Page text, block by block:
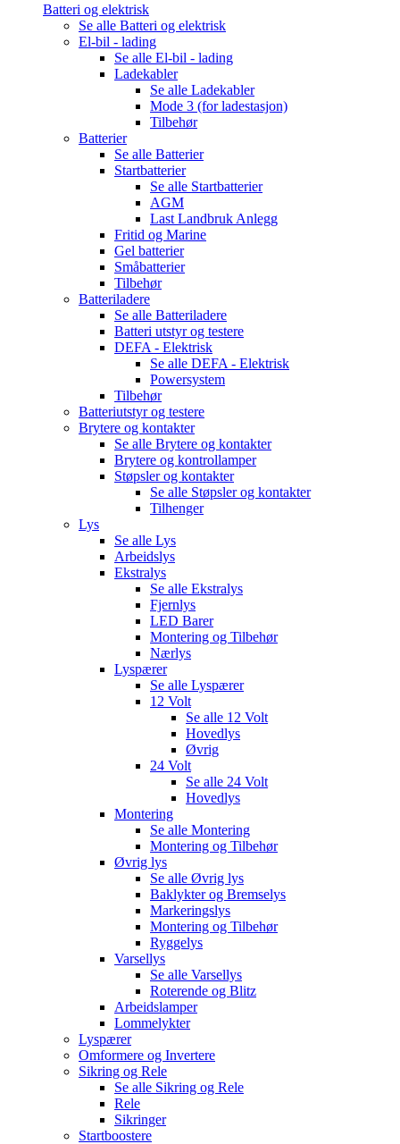
Batteri og elektrisk
Se alle Batteri og elektrisk
El-bil - lading
Se alle El-bil - lading
Ladekabler
Se alle Ladekabler
Mode 3 (for ladestasjon)
Tilbehør
Batterier
Se alle Batterier
Startbatterier
Se alle Startbatterier
AGM
Last Landbruk Anlegg
Fritid og Marine
Gel batterier
Småbatterier
Tilbehør
Batteriladere
Se alle Batteriladere
Batteri utstyr og testere
DEFA - Elektrisk
Se alle DEFA - Elektrisk
Powersystem
Tilbehør
Batteriutstyr og testere
Brytere og kontakter
Se alle Brytere og kontakter
Brytere og kontrollamper
Støpsler og kontakter
Se alle Støpsler og kontakter
Tilhenger
Lys
Se alle Lys
Arbeidslys
Ekstralys
Se alle Ekstralys
Fjernlys
LED Barer
Montering og Tilbehør
Nærlys
Lyspærer
Se alle Lyspærer
12 Volt
Se alle 12 Volt
Hovedlys
Øvrig
24 Volt
Se alle 24 Volt
Hovedlys
Montering
Se alle Montering
Montering og Tilbehør
Øvrig lys
Se alle Øvrig lys
Baklykter og Bremselys
Markeringslys
Montering og Tilbehør
Ryggelys
Varsellys
Se alle Varsellys
Roterende og Blitz
Arbeidslamper
Lommelykter
Lyspærer
Omformere og Invertere
Sikring og Rele
Se alle Sikring og Rele
Rele
Sikringer
Startboostere